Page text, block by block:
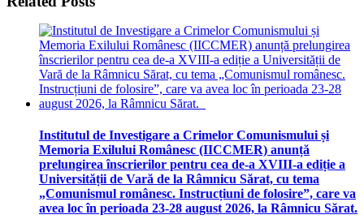
Institutul de Investigare a Crimelor Comunismului și
Memoria Exilului Românesc (IICCMER) anunță
prelungirea înscrierilor pentru cea de-a XVIII-a ediție a
Universității de Vară de la Râmnicu Sărat, cu tema
„Comunismul românesc. Instrucțiuni de folosire”, care va
avea loc în perioada 23-28 august 2026, la Râmnicu Sărat.